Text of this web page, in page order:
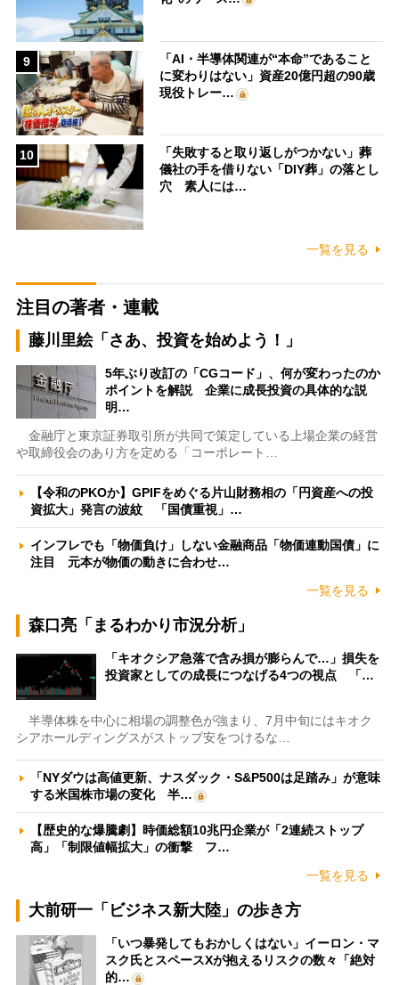
9
「AI・半導体関連が“本命”であること
に変わりはない」資産20億円超の90歳
現役トレー…
10
「失敗すると取り返しがつかない」葬
儀社の手を借りない「DIY葬」の落とし
穴 素人には…
一覧を見る
注目の著者・連載
藤川里絵「さあ、投資を始めよう！」
5年ぶり改訂の「CGコード」、何が変わったのか
ポイントを解説 企業に成長投資の具体的な説
明…
金融庁と東京証券取引所が共同で策定している上場企業の経営
や取締役会のあり方を定める「コーポレート…
【令和のPKOか】GPIFをめぐる片山財務相の「円資産への投
資拡大」発言の波紋 「国債重視」…
インフレでも「物価負け」しない金融商品「物価連動国債」に
注目 元本が物価の動きに合わせ…
一覧を見る
森口亮「まるわかり市況分析」
「キオクシア急落で含み損が膨らんで…」損失を
投資家としての成長につなげる4つの視点 「…
半導体株を中心に相場の調整色が強まり、7月中旬にはキオク
シアホールディングスがストップ安をつけるな…
「NYダウは高値更新、ナスダック・S&P500は足踏み」が意味
する米国株市場の変化 半…
【歴史的な爆騰劇】時価総額10兆円企業が「2連続ストップ
高」「制限値幅拡大」の衝撃 フ…
一覧を見る
大前研一「ビジネス新大陸」の歩き方
「いつ暴発してもおかしくはない」イーロン・マ
スク氏とスペースXが抱えるリスクの数々「絶対
的…